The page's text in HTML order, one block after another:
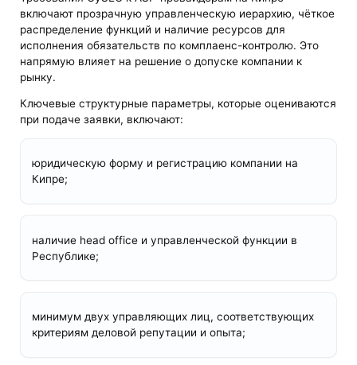
включают прозрачную управленческую иерархию, чёткое
распределение функций и наличие ресурсов для
исполнения обязательств по комплаенс-контролю. Это
напрямую влияет на решение о допуске компании к
рынку.
Ключевые структурные параметры, которые оцениваются
при подаче заявки, включают:
юридическую форму и регистрацию компании на
Кипре;
наличие head office и управленческой функции в
Республике;
минимум двух управляющих лиц, соответствующих
критериям деловой репутации и опыта;